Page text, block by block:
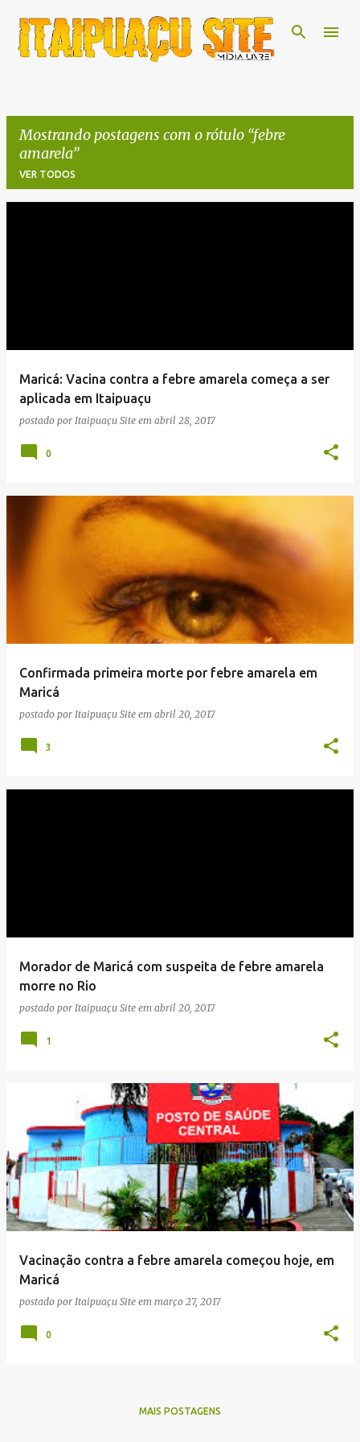
Pular para o conteúdo principal
Mostrando postagens com o rótulo febre
amarela
VER TODOS
Maricá: Vacina contra a febre amarela começa a ser
aplicada em Itaipuaçu
postado por Itaipuaçu Site em abril 28, 2017
0
Confirmada primeira morte por febre amarela em
Maricá
postado por Itaipuaçu Site em abril 20, 2017
3
Morador de Maricá com suspeita de febre amarela
morre no Rio
postado por Itaipuaçu Site em abril 20, 2017
1
Vacinação contra a febre amarela começou hoje, em
Maricá
postado por Itaipuaçu Site em março 27, 2017
0
MAIS POSTAGENS